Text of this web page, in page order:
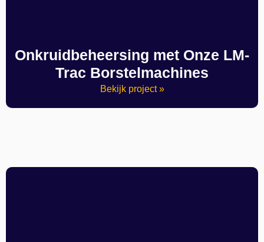
Onkruidbeheersing met Onze LM-
Trac Borstelmachines
Bekijk project »